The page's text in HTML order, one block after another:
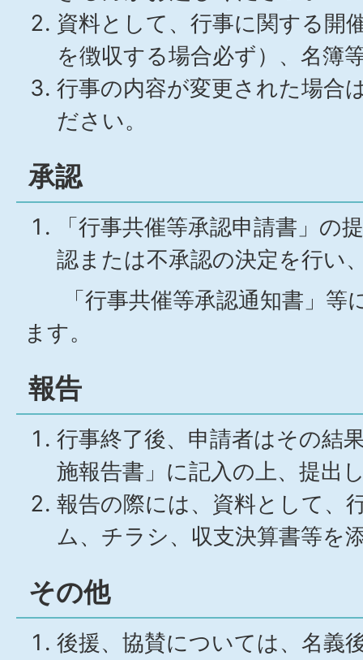
資料として、行事に関する開
を徴収する場合必ず）、名簿
行事の内容が変更された場合
ださい。
承認
「行事共催等承認申請書」の
認または不承認の決定を行い
「行事共催等承認通知書」等
ます。
報告
行事終了後、申請者はその結
施報告書」に記入の上、提出
報告の際には、資料として、
ム、チラシ、収支決算書等を
その他
後援、協賛については、名義